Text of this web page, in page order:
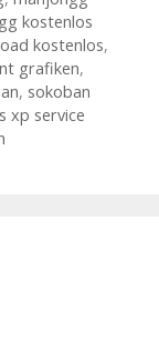
kostenlos
kostenlos,
grafiken,
, sokoban
xp service